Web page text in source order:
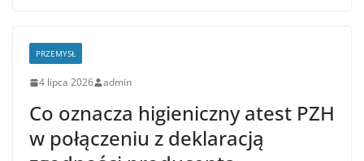
PRZEMYSŁ
4 lipca 2026 admin
Co oznacza higieniczny atest PZH
w połączeniu z deklaracją